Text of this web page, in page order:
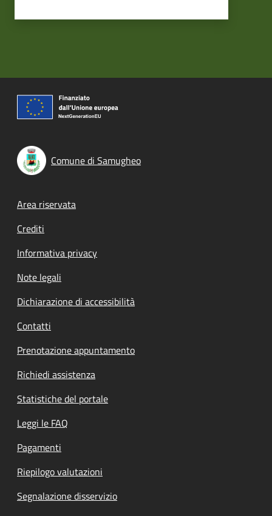
Comune di Samugheo
Footer menu
Area riservata
Crediti
Informativa privacy
Note legali
Dichiarazione di accessibilità
Contatti
Prenotazione appuntamento
Richiedi assistenza
Statistiche del portale
Leggi le FAQ
Pagamenti
Riepilogo valutazioni
Segnalazione disservizio